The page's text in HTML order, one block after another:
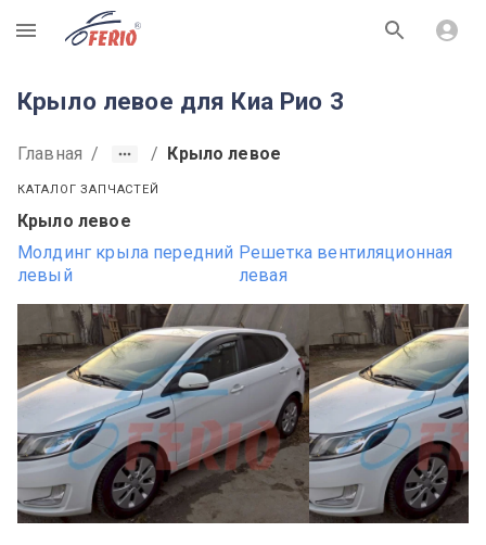
R
Крыло левое для Киа Рио 3
Главная / / Крыло левое
КАТАЛОГ ЗАПЧАСТЕЙ
Крыло левое
Молдинг крыла передний
левый
Решетка вентиляционная
левая